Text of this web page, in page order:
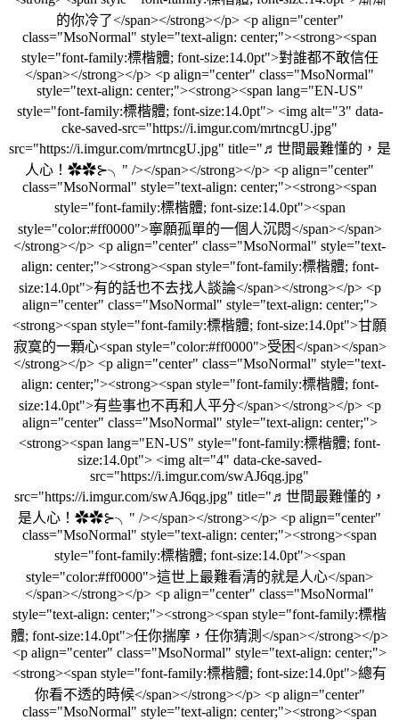
的你冷了</span></strong></p> <p align="center"
class="MsoNormal" style="text-align: center;"><strong><span
style="font-family:標楷體; font-size:14.0pt">對誰都不敢信任
</span></strong></p> <p align="center" class="MsoNormal"
style="text-align: center;"><strong><span lang="EN-US"
style="font-family:標楷體; font-size:14.0pt"> <img alt="3" data-
cke-saved-src="https://i.imgur.com/mrtncgU.jpg"
src="https://i.imgur.com/mrtncgU.jpg" title="♬世間最難懂的，是
人心！✿✿⊱╮" /></span></strong></p> <p align="center"
class="MsoNormal" style="text-align: center;"><strong><span
style="font-family:標楷體; font-size:14.0pt"><span
style="color:#ff0000">寧願孤單的一個人沉悶</span></span>
</strong></p> <p align="center" class="MsoNormal" style="text-
align: center;"><strong><span style="font-family:標楷體; font-
size:14.0pt">有的話也不去找人談論</span></strong></p> <p
align="center" class="MsoNormal" style="text-align: center;">
<strong><span style="font-family:標楷體; font-size:14.0pt">甘願
寂寞的一顆心<span style="color:#ff0000">受困</span></span>
</strong></p> <p align="center" class="MsoNormal" style="text-
align: center;"><strong><span style="font-family:標楷體; font-
size:14.0pt">有些事也不再和人平分</span></strong></p> <p
align="center" class="MsoNormal" style="text-align: center;">
<strong><span lang="EN-US" style="font-family:標楷體; font-
size:14.0pt"> <img alt="4" data-cke-saved-
src="https://i.imgur.com/swAJ6qg.jpg"
src="https://i.imgur.com/swAJ6qg.jpg" title="♬世間最難懂的，
是人心！✿✿⊱╮" /></span></strong></p> <p align="center"
class="MsoNormal" style="text-align: center;"><strong><span
style="font-family:標楷體; font-size:14.0pt"><span
style="color:#ff0000">這世上最難看清的就是人心</span>
</span></strong></p> <p align="center" class="MsoNormal"
style="text-align: center;"><strong><span style="font-family:標楷
體; font-size:14.0pt">任你揣摩，任你猜測</span></strong></p>
<p align="center" class="MsoNormal" style="text-align: center;">
<strong><span style="font-family:標楷體; font-size:14.0pt">總有
你看不透的時候</span></strong></p> <p align="center"
class="MsoNormal" style="text-align: center;"><strong><span